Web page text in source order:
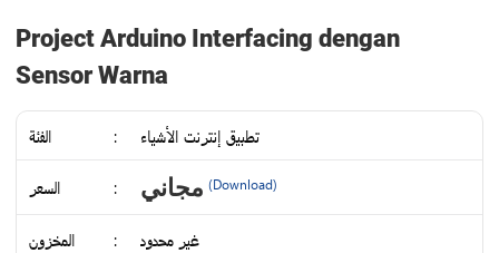
Project Arduino Interfacing dengan
Sensor Warna
الفئة : تطبيق إنترنت الأشياء
السعر :
IDR
مجاني (Download)
المخزون : غير محدود